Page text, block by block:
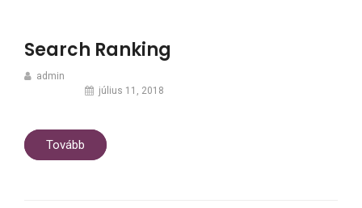
Search Ranking
admin
július 11, 2018
Tovább